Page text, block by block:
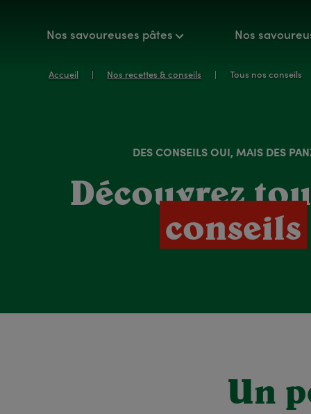
Nos savoureuses pâtes Nos
Accueil Nos recettes & conseils Tous nos conseils
DES CONSEILS OUI, MAIS DES
Découvrez
conseils
Un